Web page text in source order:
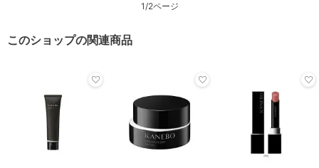
1/2ページ
このショップの関連商品